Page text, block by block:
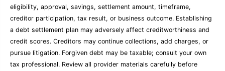
eligibility, approval, savings, settlement amount, timeframe,
creditor participation, tax result, or business outcome. Establishing
a debt settlement plan may adversely affect creditworthiness and
credit scores. Creditors may continue collections, add charges, or
pursue litigation. Forgiven debt may be taxable; consult your own
tax professional. Review all provider materials carefully before